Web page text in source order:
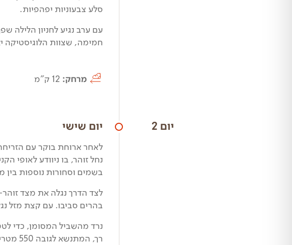
סלע צבעוניות יפהפיות.
עם ערב נגיע לחניון הלילה
חמימה, שצוות הלוגיסטיקה
מרחק: 12 ק"מ
יום 2 יום שישי
לאחר ארוחת בוקר עם
נחל זוהר, בו ניוודע לאופי
בשמים וסחורות נוספות בין
לצד הדרך נגלה את מצד
בהרים סביבו. עם קצת מזל
נרד מהשביל המסומן, כדי
רך, המתנשא לגובה 550 מטרים מעל ים המלח, והנוף בהתאם!